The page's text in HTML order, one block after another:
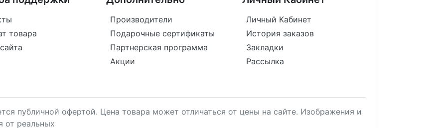
товара
Производители
Подарочные сертификаты
Партнерская программа
Акции
Личный Кабинет
История заказов
Закладки
Рассылка
публичной офертой. Цена товара может отличаться от цены на сайте. Изображения и
от реальных